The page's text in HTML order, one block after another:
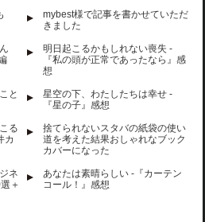
mybest様で記事を書かせていただ
きました
明日起こるかもしれない喪失 -
『私の頭が正常であったなら』感
想
と
星空の下、わたしたちは幸せ -
『星の子』感想
る
カ
捨てられないスタバの紙袋の使い
道を考えた結果おしゃれなブック
カバーになった
ネ
＋
あなたは素晴らしい -『カーテン
コール！』感想